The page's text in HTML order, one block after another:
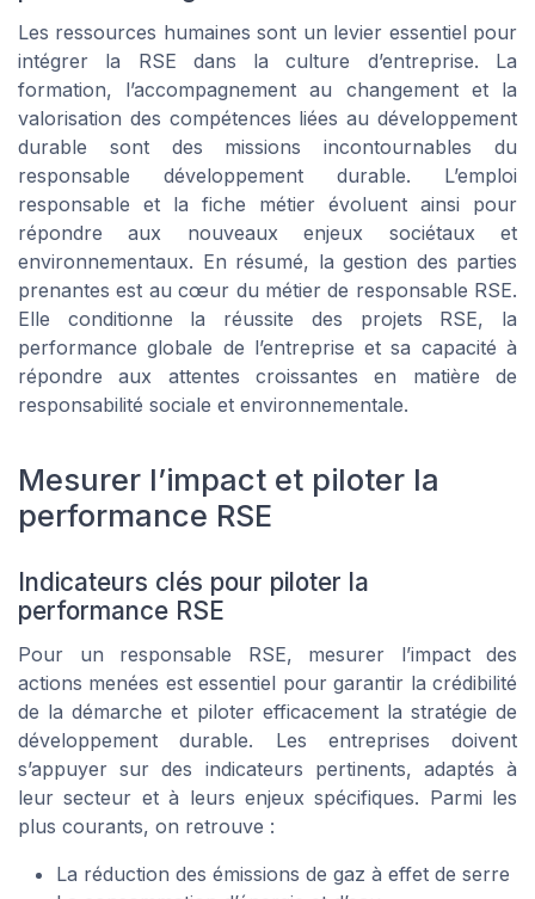
Les ressources humaines sont un levier essentiel pour
intégrer la RSE dans la culture d’entreprise. La
formation, l’accompagnement au changement et la
valorisation des compétences liées au développement
durable sont des missions incontournables du
responsable développement durable. L’emploi
responsable et la fiche métier évoluent ainsi pour
répondre aux nouveaux enjeux sociétaux et
environnementaux. En résumé, la gestion des parties
prenantes est au cœur du métier de responsable RSE.
Elle conditionne la réussite des projets RSE, la
performance globale de l’entreprise et sa capacité à
répondre aux attentes croissantes en matière de
responsabilité sociale et environnementale.
Mesurer l’impact et piloter la
performance RSE
Indicateurs clés pour piloter la
performance RSE
Pour un responsable RSE, mesurer l’impact des
actions menées est essentiel pour garantir la crédibilité
de la démarche et piloter efficacement la stratégie de
développement durable. Les entreprises doivent
s’appuyer sur des indicateurs pertinents, adaptés à
leur secteur et à leurs enjeux spécifiques. Parmi les
plus courants, on retrouve :
La réduction des émissions de gaz à effet de serre